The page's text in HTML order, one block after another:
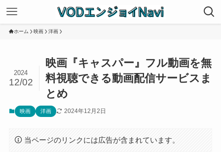
ホーム 映画 洋画
映画『キャスパー』フル動画を無
料視聴できる動画配信サービスま
とめ
2024
12/02
映画 洋画 2024年12月2日
当ページのリンクには広告が含まれています。